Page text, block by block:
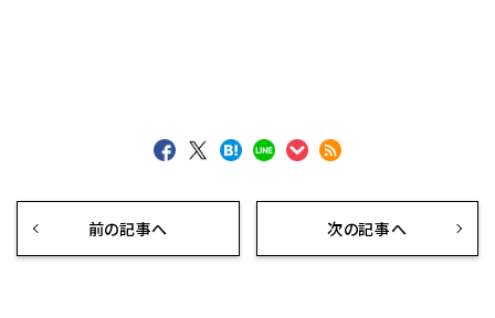
前の記事へ 次の記事へ